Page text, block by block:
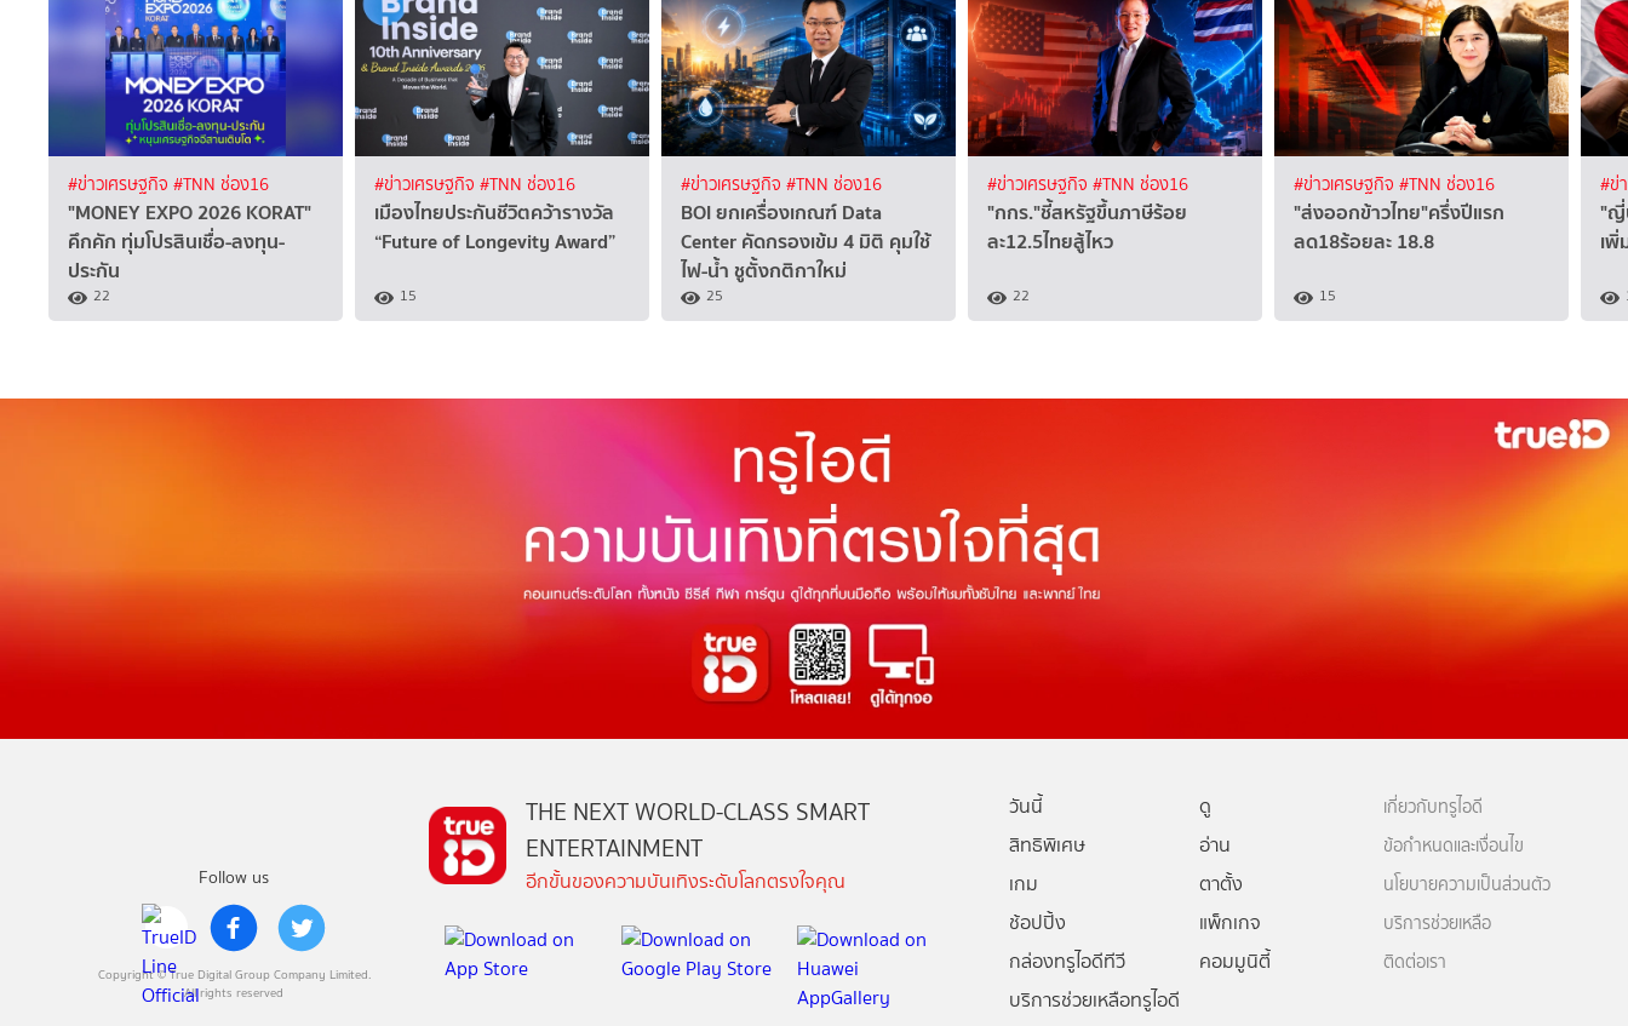
#ข่าวเศรษฐกิจ #TNN ช่อง16
"MONEY EXPO 2026 KORAT"
คึกคัก ทุ่มโปรสินเชื่อ-ลงทุน-
ประกัน
22
#ข่าวเศรษฐกิจ #TNN ช่อง16
เมืองไทยประกันชีวิตคว้ารางวัล
“Future of Longevity Award”
15
#ข่าวเศรษฐกิจ #TNN ช่อง16
BOI ยกเครื่องเกณฑ์ Data
Center คัดกรองเข้ม 4 มิติ คุมใช้
ไฟ-น้ำ ชูตั้งกติกาใหม่
25
#ข่าวเศรษฐกิจ #TNN ช่อง16
"กกร."ชี้สหรัฐขึ้นภาษีร้อย
ละ12.5ไทยสู้ไหว
22
#ข่าวเศรษฐกิจ #TNN ช่อง16
"ส่งออกข้าวไทย"ครึ่งปีแรก
ลด18ร้อยละ 18.8
15
#ข่
"ญี่
เพิ่
Follow us
Copyright © True Digital Group Company Limited.
All rights reserved
THE NEXT WORLD-CLASS SMART
ENTERTAINMENT
อีกขั้นของความบันเทิงระดับโลกตรงใจคุณ
วันนี้
ดู
สิทธิพิเศษ
อ่าน
เกม
ตาตั้ง
ช้อปปิ้ง
แพ็กเกจ
กล่องทรูไอดีทีวี
คอมมูนิตี้
บริการช่วยเหลือทรูไอดี
เกี่ยวกับทรูไอดี
ข้อกำหนดและเงื่อนไข
นโยบายความเป็นส่วนตัว
บริการช่วยเหลือ
ติดต่อเรา